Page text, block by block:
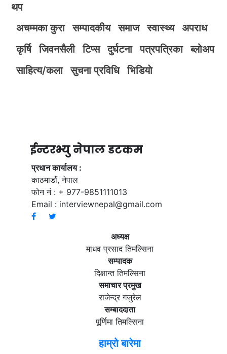
थप
अचम्मका कुरा
सम्पादकीय समाज स्वास्थ्य
अपराध
कृर्षि
जिवनसैली टिप्स दुर्घटना पत्रपत्रिका
ब्लोअप
साहित्य/कला
सुचना प्रविधि भिडियाे
ईन्टरभ्यु नेपाल डटकम
प्रधान कार्यालय :
काठमाडौं, नेपाल
फोन नं : + 977-9851111013
Email : interviewnepal@gmail.com
अध्यक्ष
माधव प्रसाद तिमल्सिना
सम्पादक
दिक्षान्त तिमल्सिना
समाचार प्रमुख
राजेन्द्र गजुरेल
सम्बाददाता
पूर्णिमा तिमल्सिना
हाम्रो बारेमा